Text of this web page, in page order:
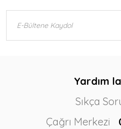
Yardım
Sıkça
Çağrı Merkezi